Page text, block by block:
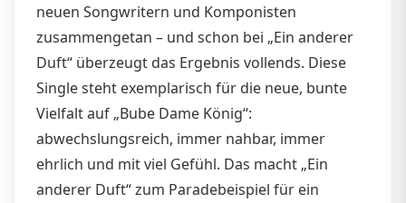
neuen Songwritern und Komponisten
zusammengetan – und schon bei „Ein anderer
Duft“ überzeugt das Ergebnis vollends. Diese
Single steht exemplarisch für die neue, bunte
Vielfalt auf „Bube Dame König“:
abwechslungsreich, immer nahbar, immer
ehrlich und mit viel Gefühl. Das macht „Ein
anderer Duft“ zum Paradebeispiel für ein